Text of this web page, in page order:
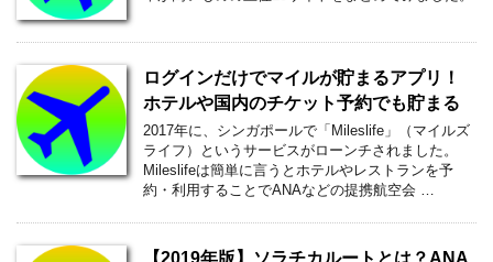
ログインだけでマイルが貯まるアプリ！
ホテルや国内のチケット予約でも貯まる
2017年に、シンガポールで「Mileslife」（マイルズ
ライフ）というサービスがローンチされました。
Mileslifeは簡単に言うとホテルやレストランを予
約・利用することでANAなどの提携航空会 …